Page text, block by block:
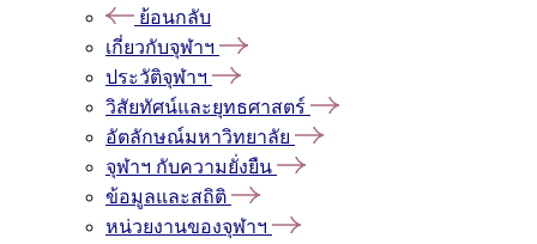
ย้อนกลับ
เกี่ยวกับจุฬาฯ
ประวัติจุฬาฯ
วิสัยทัศน์และยุทธศาสตร์
อัตลักษณ์มหาวิทยาลัย
จุฬาฯ กับความยั่งยืน
ข้อมูลและสถิติ
หน่วยงานของจุฬาฯ